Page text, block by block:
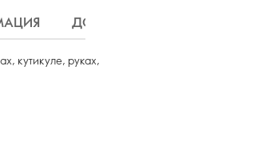
ДОСТАВКА
кутикуле, руках,